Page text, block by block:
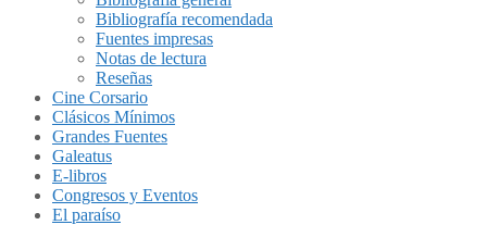
Bibliografía recomendada
Fuentes impresas
Notas de lectura
Reseñas
Cine Corsario
Clásicos Mínimos
Grandes Fuentes
Galeatus
E-libros
Congresos y Eventos
El paraíso